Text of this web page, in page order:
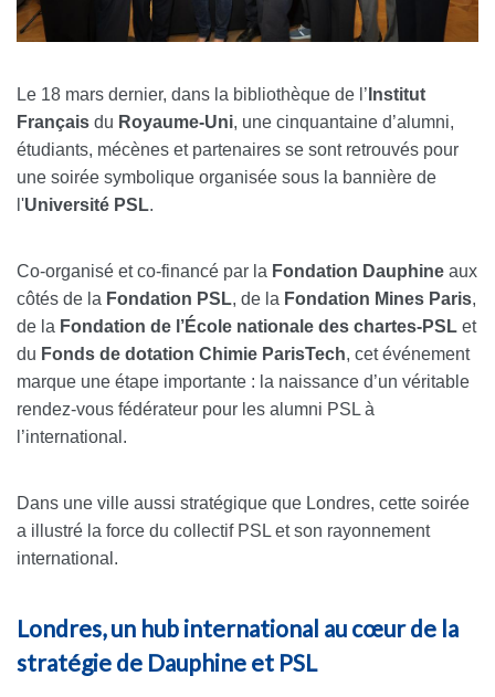
Le 18 mars dernier, dans la bibliothèque de l’ Institut
Français du Royaume-Uni, une cinquantaine d’alumni,
étudiants, mécènes et partenaires se sont retrouvés pour
une soirée symbolique organisée sous la bannière de
l'Université PSL.
Co-organisé et co-financé par la Fondation Dauphine aux
côtés de la Fondation PSL, de la Fondation Mines Paris,
de la Fondation de l’École nationale des chartes-PSL et
du Fonds de dotation Chimie ParisTech, cet événement
marque une étape importante : la naissance d’un véritable
rendez-vous fédérateur pour les alumni PSL à
l’international.
Dans une ville aussi stratégique que Londres, cette soirée
a illustré la force du collectif PSL et son rayonnement
international.
Londres, un hub international au cœur de la
stratégie de Dauphine et PSL